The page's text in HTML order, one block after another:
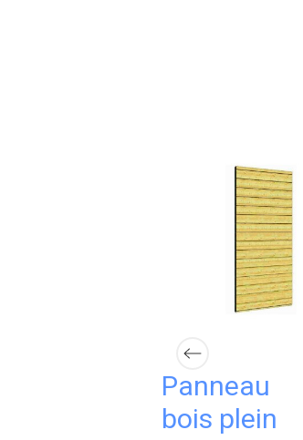
Panneau
bois plein